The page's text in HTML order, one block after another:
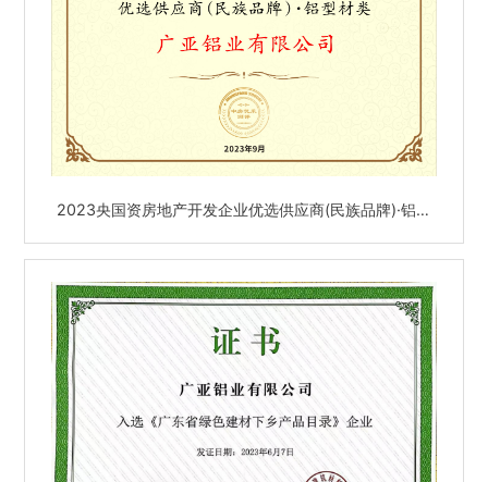
2023央国资房地产开发企业优选供应商(民族品牌)·铝型